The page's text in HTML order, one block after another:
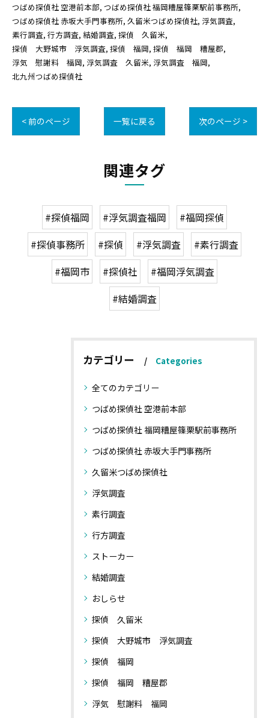
つばめ探偵社 空港前本部 つばめ探偵社 福岡糟屋篠栗駅前事務所
つばめ探偵社 赤坂大手門事務所 久留米つばめ探偵社 浮気調査
素行調査 行方調査 結婚調査 探偵 久留米
探偵 大野城市 浮気調査 探偵 福岡 探偵 福岡 糟屋郡
浮気 慰謝料 福岡 浮気調査 久留米 浮気調査 福岡
北九州つばめ探偵社
< 前のページ 一覧に戻る 次のページ >
関連タグ
#探偵福岡 #浮気調査福岡
#福岡探偵
#探偵事務所
#探偵 #浮気調査
#素行調査
#福岡市
#探偵社
#福岡浮気調査
#結婚調査
カテゴリー Categories
全てのカテゴリー
つばめ探偵社 空港前本部
つばめ探偵社 福岡糟屋篠栗駅前事務所
つばめ探偵社 赤坂大手門事務所
久留米つばめ探偵社
浮気調査
素行調査
行方調査
ストーカー
結婚調査
おしらせ
探偵 久留米
探偵 大野城市 浮気調査
探偵 福岡
探偵 福岡 糟屋郡
浮気 慰謝料 福岡